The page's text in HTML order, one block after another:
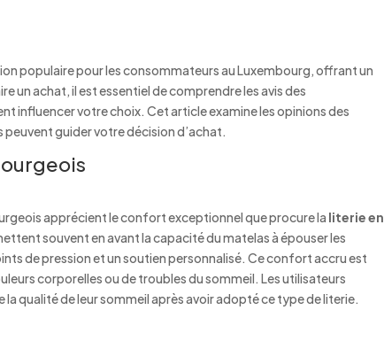
populaire pour les consommateurs au Luxembourg, offrant un
achat, il est essentiel de comprendre les avis des
influencer votre choix. Cet article examine les opinions des
guider votre décision d’achat.
apprécient le confort exceptionnel que procure la literie en
souvent en avant la capacité du matelas à épouser les
de pression et un soutien personnalisé. Ce confort accru est
corporelles ou de troubles du sommeil. Les utilisateurs
qualité de leur sommeil après avoir adopté ce type de literie.